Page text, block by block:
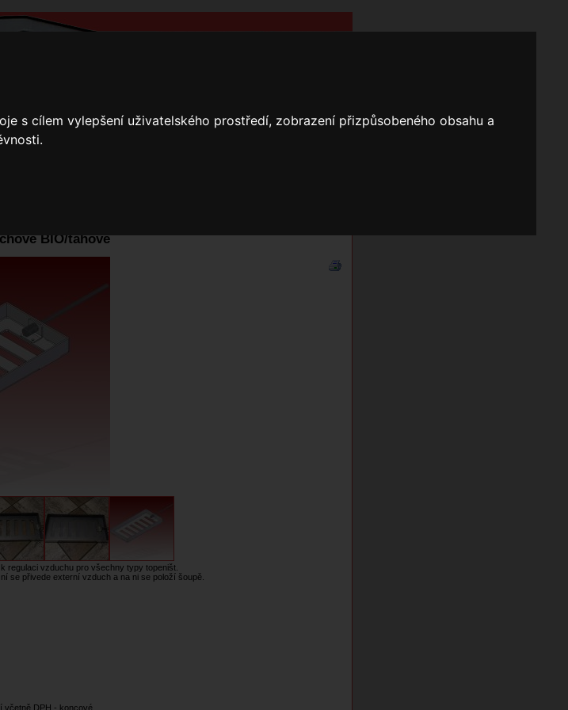
s cílem vylepšení uživatelského prostředí, zobrazení přizpůsobeného obsahu a
BIO/tahové
regulaci vzduchu pro všechny typy topeništ.
se přivede externí vzduch a na ni se položí šoupě.
včetně DPH - koncové.